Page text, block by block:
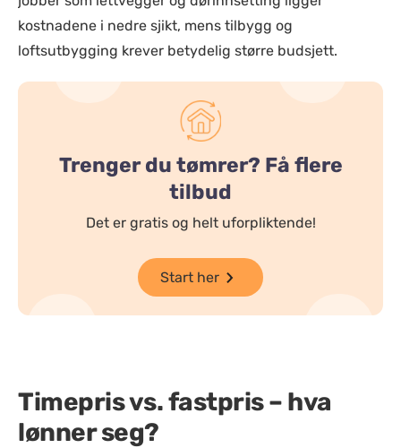
kostnadene i nedre sjikt, mens tilbygg og
loftsutbygging krever betydelig større budsjett.
Trenger du tømrer? Få flere
tilbud
Det er gratis og helt uforpliktende!
Start her
Timepris vs. fastpris – hva
lønner seg?